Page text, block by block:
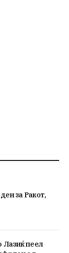
за Ракот,
Лазиќ пеел